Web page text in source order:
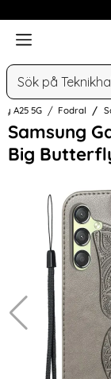
Meny
Sök
A25 5G Fodral
Samsung
Big
Hoppa
över
Bilder